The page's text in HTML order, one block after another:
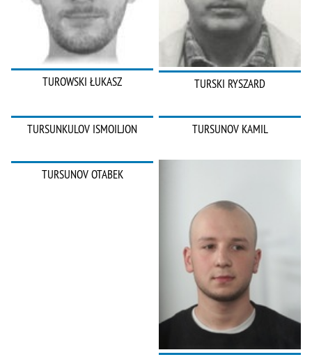
TUROWSKI ŁUKASZ TURSKI RYSZARD
TURSUNKULOV ISMOILJON TURSUNOV KAMIL
TURSUNOV OTABEK